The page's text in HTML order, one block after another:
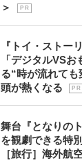
＞
P R
『トイ・ストー
「デジタルVS
る“時が流れても
頭が熱くなる
P R
舞台『となりの
を観劇できる特
［旅行］海外航